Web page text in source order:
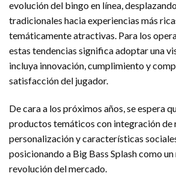
evolución del bingo en línea,
tradicionales hacia experiencias más
temáticamente atractivas. Para los
estas tendencias significa adoptar una
incluya innovación, cumplimiento y
satisfacción del jugador.
De cara a los próximos años, se espera
productos temáticos con integración de
personalización y características
posicionando a Big Bass Splash como
revolución del mercado.